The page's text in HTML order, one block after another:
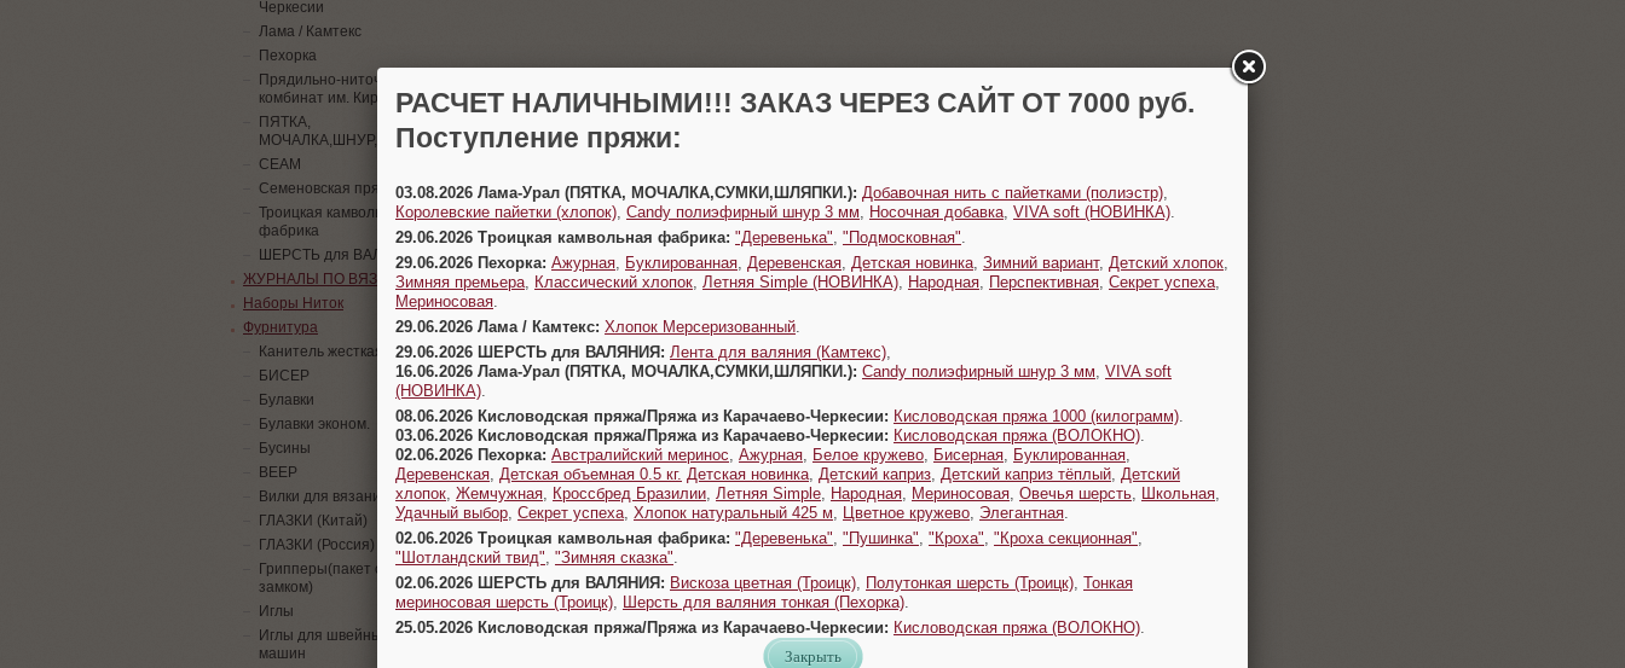
Черкесии
Лама / Камтекс
Пехорка
Прядильно-ниточный
комбинат им. Кирова
ПЯТКА,
МОЧАЛКА,ШНУР,ПАЙЕТКИ
СЕАМ
Семеновская пряжа
Троицкая камвольная
фабрика
ШЕРСТЬ для ВАЛЯНИЯ
ЖУРНАЛЫ ПО ВЯЗАНИЮ
Наборы Ниток
Фурнитура
Канитель жесткая
БИСЕР
Булавки
Булавки эконом.
Бусины
ВЕЕР
Вилки для вязания
ГЛАЗКИ (Китай)
ГЛАЗКИ (Россия)
Грипперы(пакет с
замком)
Иглы
Иглы для швейных
машин
РАСЧЕТ НАЛИЧНЫМИ!!! ЗАКАЗ ЧЕРЕЗ САЙТ ОТ 7000 руб.
Поступление пряжи:
03.08.2026 Лама-Урал (ПЯТКА, МОЧАЛКА,СУМКИ,ШЛЯПКИ.): Добавочная нить с пайетками (полиэстр)
Королевские пайетки (хлопок) Candy полиэфирный шнур 3 мм Носочная добавка VIVA soft (НОВИНКА)
29.06.2026 Троицкая камвольная фабрика: "Деревенька" "Подмосковная"
29.06.2026 Пехорка: Ажурная Буклированная Деревенская Детская новинка Зимний вариант, Детский хлопок
Зимняя премьера
Классический хлопок Летняя Simple (НОВИНКА) Народная Перспективная Секрет успеха
Мериносовая
29.06.2026 Лама / Камтекс: Хлопок Мерсеризованный
29.06.2026 ШЕРСТЬ для ВАЛЯНИЯ: Лента для валяния (Камтекс)
16.06.2026 Лама-Урал (ПЯТКА, МОЧАЛКА,СУМКИ,ШЛЯПКИ.): Candy полиэфирный шнур 3 мм VIVA soft
(НОВИНКА)
08.06.2026 Кисловодская пряжа/Пряжа из Карачаево-Черкесии: Кисловодская пряжа 1000 (килограмм)
03.06.2026 Кисловодская пряжа/Пряжа из Карачаево-Черкесии: Кисловодская пряжа (ВОЛОКНО)
02.06.2026 Пехорка: Австралийский меринос Ажурная Белое кружево Бисерная Буклированная
Деревенская Детская объемная 0.5 кг. Детская новинка Детский каприз Детский каприз тёплый Детский
хлопок Жемчужная Кроссбред Бразилии Летняя Simple Народная Мериносовая Овечья шерсть Школьная
Удачный выбор Секрет успеха Хлопок натуральный 425 м Цветное кружево Элегантная
02.06.2026 Троицкая камвольная фабрика: "Деревенька" "Пушинка" "Кроха" "Кроха секционная"
"Шотландский твид" "Зимняя сказка"
02.06.2026 ШЕРСТЬ для ВАЛЯНИЯ: Вискоза цветная (Троицк) Полутонкая шерсть (Троицк) Тонкая
мериносовая шерсть (Троицк)
Шерсть для валяния тонкая (Пехорка)
25.05.2026 Кисловодская пряжа/Пряжа из Карачаево-Черкесии: Кисловодская пряжа (ВОЛОКНО)
Закрыть